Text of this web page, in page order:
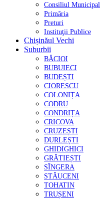
Consiliul Municipal
Primăria
Preturi
Instituţii Publice
Chișinăul Vechi
Suburbii
BĂCIOI
BUBUIECI
BUDEȘTI
CIORESCU
COLONIȚA
CODRU
CONDRIȚA
CRICOVA
CRUZEȘTI
DURLEȘTI
GHIDIGHICI
GRĂTIEȘTI
SÎNGERA
STĂUCENI
TOHATIN
TRUȘENI